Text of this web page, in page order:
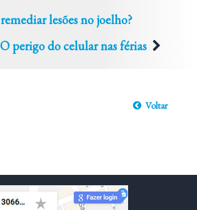
lesões no joelho?
O perigo do celular nas férias
Voltar